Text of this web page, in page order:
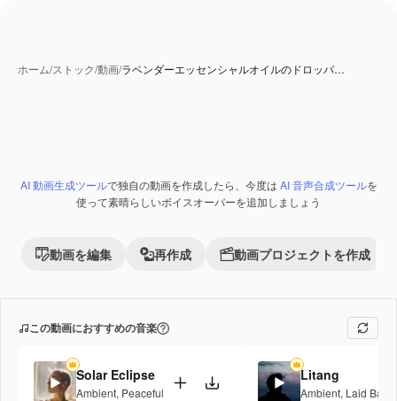
ホーム/ストック/動画/ラベンダーエッセンシャルオイルのドロッパ…
Premium
AI 動画生成ツールで独自の動画を作成したら、今度は AI 音声合成ツールを
使って素晴らしいボイスオーバーを追加しましょう
動画を編集 再作成 動画プロジェクトを作成
この動画におすすめの音楽
Solar Eclipse
Ambient, Peaceful
Litang
Ambient, Laid Back